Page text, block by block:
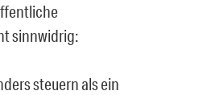
sinnwidrig:
steuern als ein